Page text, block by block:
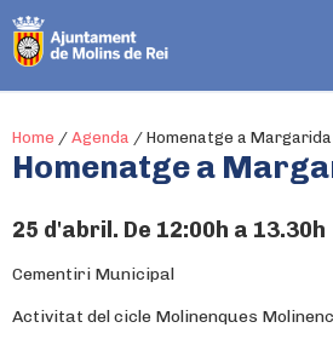
Home / Agenda / Homenatge a
Homenatge a
25 d'abril. De 12:00h a 13.30h
Cementiri Municipal
Activitat del cicle Molinenques